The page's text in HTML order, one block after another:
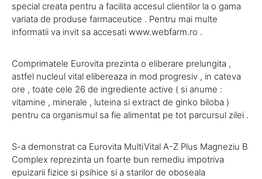
special creata pentru a facilita accesul clientilor la o gama
variata de produse farmaceutice . Pentru mai multe
informatii va invit sa accesati www.webfarm.ro .
Comprimatele Eurovita prezinta o eliberare prelungita ,
astfel nucleul vital elibereaza in mod progresiv , in cateva
ore , toate cele 26 de ingrediente active ( si anume :
vitamine , minerale , luteina si extract de ginko biloba )
pentru ca organismul sa fie alimentat pe tot parcursul zilei .
S-a demonstrat ca Eurovita MultiVital A-Z Plus Magneziu B
Complex reprezinta un foarte bun remediu impotriva
epuizarii fizice si psihice si a starilor de oboseala